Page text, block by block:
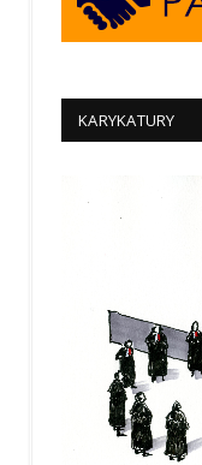
KARYKATURY